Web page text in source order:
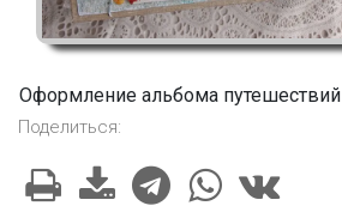
Оформление альбома путешествий
Поделиться: